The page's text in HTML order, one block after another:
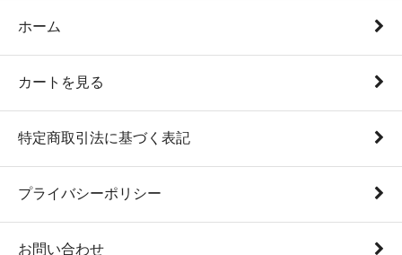
ホーム
カートを見る
特定商取引法に基づく表記
プライバシーポリシー
お問い合わせ